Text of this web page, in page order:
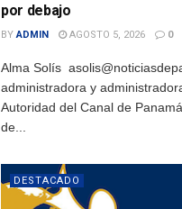
por debajo
BY ADMIN AGOSTO 5, 2026 0
Alma Solís
administradora y
Autoridad del Canal de
de...
DESTACADO